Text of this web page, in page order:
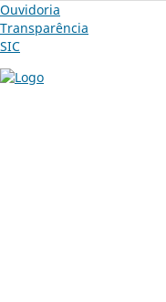
Ouvidoria
Transparência
SIC